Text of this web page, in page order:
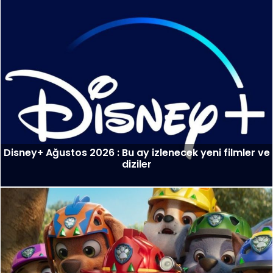
Disney+ Ağustos 2026 : Bu ay izlenecek yeni filmler ve
diziler